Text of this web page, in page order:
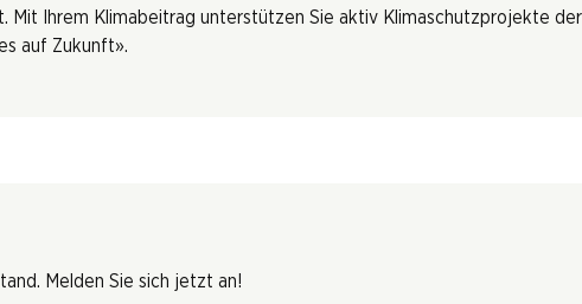
Ihrem Klimabeitrag unterstützen Sie aktiv Klimaschutzprojekte
auf Zukunft».
Melden Sie sich jetzt an!